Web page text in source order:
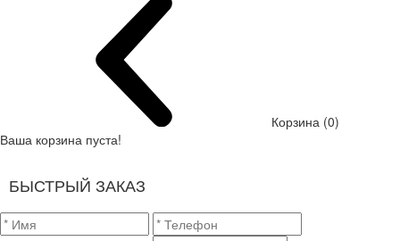
Корзина (0)
Ваша корзина пуста!
БЫСТРЫЙ ЗАКАЗ